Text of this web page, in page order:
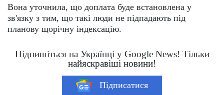
Вона уточнила, що доплата буде встановлена у
зв'язку з тим, що такі люди не підпадають під
планову щорічну індексацію.
Підпишіться на Українці у Google News! Тільки
найяскравіші новини!
Підписатися